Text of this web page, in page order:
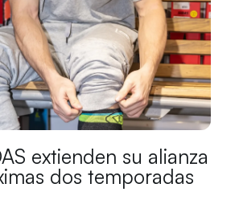
extienden su alianza
dos temporadas